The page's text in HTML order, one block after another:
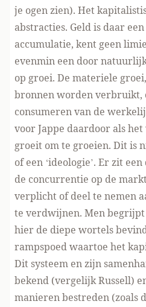
je ogen zien). Het
abstracties. Geld is daar een
accumulatie, kent geen
evenmin een door
op groei. De materiele
bronnen worden verbruikt,
consumeren van de
voor Jappe daardoor als
groeit om te groeien. Dit is
of een ‘ideologie’. Er zit
de concurrentie op de
verplicht of deel te nemen
te verdwijnen. Men
hier de diepe wortels
rampspoed waartoe het
Dit systeem en zijn
bekend (vergelijk Russell)
manieren bestreden (zoals